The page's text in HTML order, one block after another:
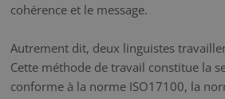
cohérence et le message.
Autrement dit, deux linguistes
Cette méthode de travail constitue la
conforme à la norme ISO17100, la